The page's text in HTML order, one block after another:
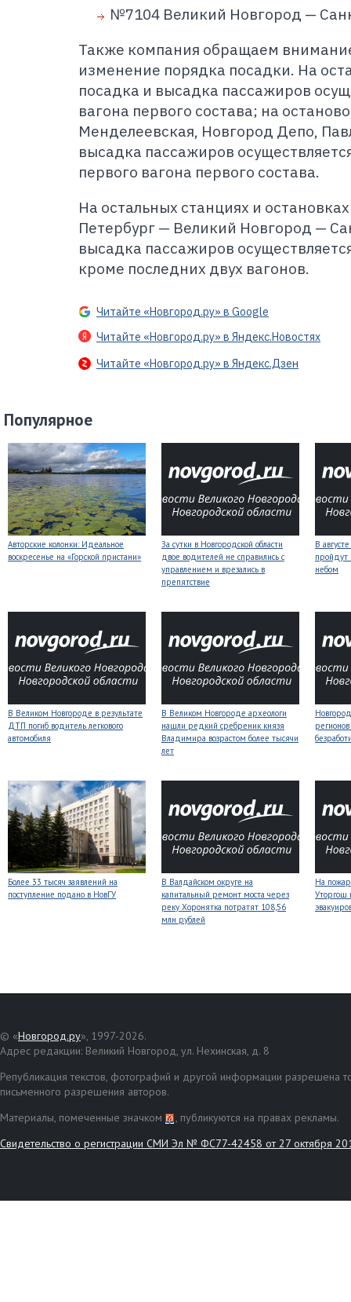
№7104 Великий Новгород —
Также компания обращаем
изменение порядка посадки. На
посадка и высадка пассажиров
вагона первого состава; на
Менделеевская, Новгород Депо,
высадка пассажиров
первого вагона первого состава.
На остальных станциях и
Петербург — Великий Новгород —
высадка пассажиров
кроме последних двух вагонов.
Читайте «Новгород.ру» в Google
Читайте «Новгород.ру» в Яндекс.Новостях
Читайте «Новгород.ру» в Яндекс.Дзен
Популярное
Авторские колонки: Идеальное
воскресенье на «Горской пристани»
За сутки в Новгородской области
двое водителей не справились с
управлением и врезались в
препятствие
В
небом
В Великом Новгороде в результате
ДТП погиб водитель легкового
автомобиля
В Великом Новгороде археологи
нашли редкий сребреник князя
Владимира возрастом более тысячи
лет
Более 33 тысяч заявлений на
поступление подано в НовГУ
В Валдайском округе на
капитальный ремонт моста через
реку Хоронятка потратят 108,56
млн рублей
На
Уторгош
© «Новгород.ру», 1997-2026.
Адрес редакции: Великий Новгород, ул. Нехинская, д. 8
Републикация текстов, фотографий и другой информации разрешена
письменного разрешения авторов.
Материалы, помеченные значком
, публикуются на правах рекламы.
Свидетельство о регистрации СМИ Эл № ФС77-42458 от 27 октября